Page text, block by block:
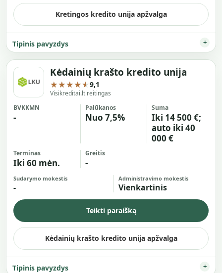
Kretingos kredito unija apžvalga
Tipinis pavyzdys
Kėdainių krašto kredito unija
★★★★★9,1
Visikreditai.lt reitingas
BVKKMN
-
Palūkanos
Nuo 7,5%
Suma
Iki 14 500 €;
auto iki 40
000 €
Terminas
Iki 60 mėn.
Greitis
-
Sudarymo mokestis
-
Administravimo mokestis
Vienkartinis
Teikti paraišką
Kėdainių krašto kredito unija apžvalga
Tipinis pavyzdys